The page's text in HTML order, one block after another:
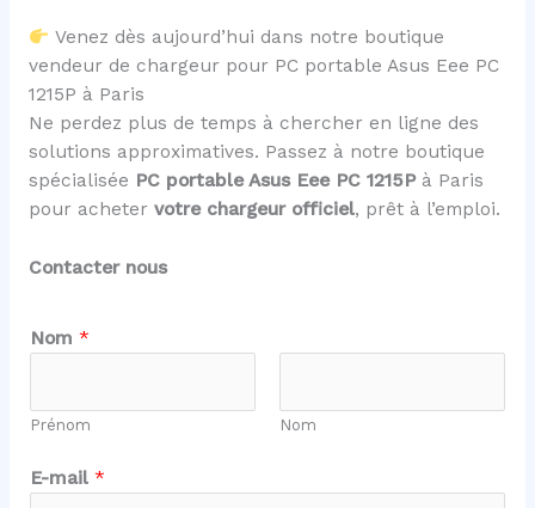
Venez dès aujourd’hui dans notre boutique
vendeur de chargeur pour PC portable Asus Eee PC
1215P à Paris
Ne perdez plus de temps à chercher en ligne des
solutions approximatives. Passez à notre boutique
spécialisée PC portable Asus Eee PC 1215Pà Paris
pour acheter votre chargeur officiel, prêt à l’emploi.
Contacter nous
Nom *
Prénom Nom
N
o
E-mail *